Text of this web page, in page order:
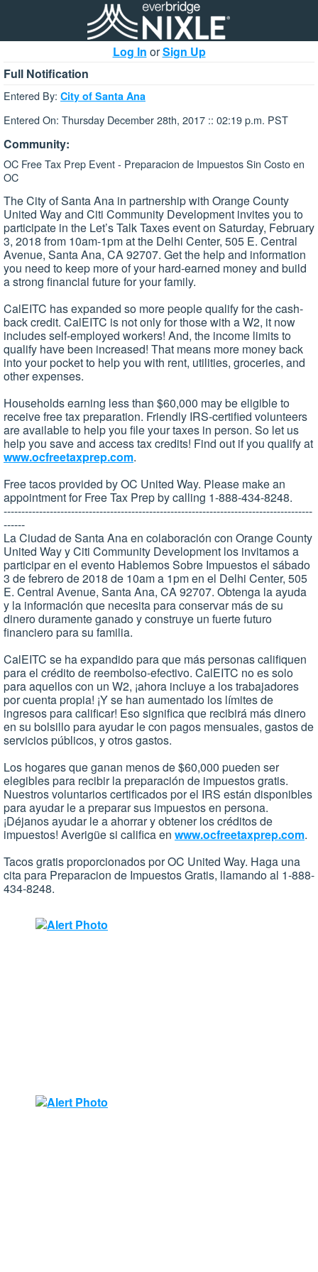
Log In orSign Up
Full Notification
Entered By: City of Santa Ana
Entered On: Thursday December 28th, 2017 :: 02:19 p.m. PST
Community:
OC Free Tax Prep Event - Preparacion de Impuestos Sin Costo en
OC
The City of Santa Ana in partnership with Orange County
United Way and Citi Community Development invites you to
participate in the Let’s Talk Taxes event on Saturday, February
3, 2018 from 10am-1pm at the Delhi Center, 505 E. Central
Avenue, Santa Ana, CA 92707. Get the help and information
you need to keep more of your hard-earned money and build
a strong financial future for your family.
CalEITC has expanded so more people qualify for the cash-
back credit. CalEITC is not only for those with a W2, it now
includes self-employed workers! And, the income limits to
qualify have been increased! That means more money back
into your pocket to help you with rent, utilities, groceries, and
other expenses.
Households earning less than $60,000 may be eligible to
receive free tax preparation. Friendly IRS-certified volunteers
are available to help you file your taxes in person. So let us
help you save and access tax credits! Find out if you qualify at
www.ocfreetaxprep.com.
Free tacos provided by OC United Way. Please make an
appointment for Free Tax Prep by calling 1-888-434-8248.
---------------------------------------------------------------------------------------
------
La Ciudad de Santa Ana en colaboración con Orange County
United Way y Citi Community Development los invitamos a
participar en el evento Hablemos Sobre Impuestos el sábado
3 de febrero de 2018 de 10am a 1pm en el Delhi Center, 505
E. Central Avenue, Santa Ana, CA 92707. Obtenga la ayuda
y la información que necesita para conservar más de su
dinero duramente ganado y construye un fuerte futuro
financiero para su familia.
CalEITC se ha expandido para que más personas califiquen
para el crédito de reembolso-efectivo. CalEITC no es solo
para aquellos con un W2, ¡ahora incluye a los trabajadores
por cuenta propia! ¡Y se han aumentado los límites de
ingresos para calificar! Eso significa que recibirá más dinero
en su bolsillo para ayudar le con pagos mensuales, gastos de
servicios públicos, y otros gastos.
Los hogares que ganan menos de $60,000 pueden ser
elegibles para recibir la preparación de impuestos gratis.
Nuestros voluntarios certificados por el IRS están disponibles
para ayudar le a preparar sus impuestos en persona.
¡Déjanos ayudar le a ahorrar y obtener los créditos de
impuestos! Averigüe si califica en www.ocfreetaxprep.com.
Tacos gratis proporcionados por OC United Way. Haga una
cita para Preparacion de Impuestos Gratis, llamando al 1-888-
434-8248.